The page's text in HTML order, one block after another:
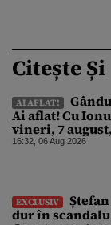
Citește Și
AI AFLAT!
Ai aflat! Cu
vineri, 7
16:32, 06 Aug 2026
EXCLUSIV
dur în